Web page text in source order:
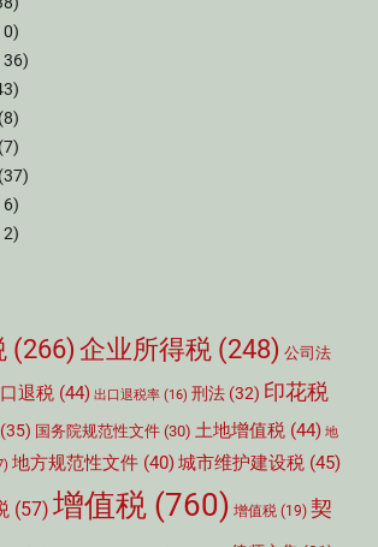
(8)
(7)
(37)
(266) 企业所得税 (248) 公司法
退税 (44) 出口退税率 (16) 刑法 (32) 印花税
(35) 国务院规范性文件 (30) 土地增值税 (44) 地
地方规范性文件 (40)城市维护建设税 (45)
(57) 增值税 (760) 增值税 (19) 契